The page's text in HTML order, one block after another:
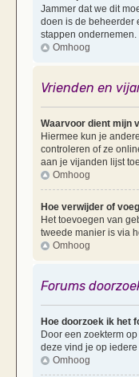
Jammer dat we dit
doen is de beheerder
stappen ondernemen.
Omhoog
Vrienden en
Waarvoor dient mijn
Hiermee kun je
controleren of ze
aan je vijanden lijst
Omhoog
Hoe verwijder of
Het toevoegen van
tweede manier is via
Omhoog
Forums
Hoe doorzoek ik het
Door een zoekterm
deze vind je op iedere
Omhoog